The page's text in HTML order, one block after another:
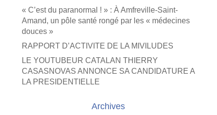
« C’est du paranormal ! » : À Amfreville-Saint-
Amand, un pôle santé rongé par les « médecines
douces »
RAPPORT D’ACTIVITE DE LA MIVILUDES
LE YOUTUBEUR CATALAN THIERRY
CASASNOVAS ANNONCE SA CANDIDATURE A
LA PRESIDENTIELLE
Archives